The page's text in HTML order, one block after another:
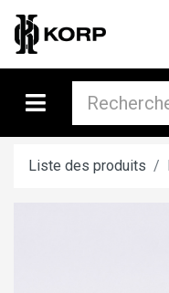
Liste des produits